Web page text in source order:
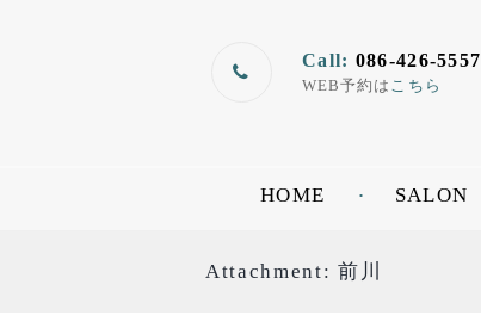
Call: 086-426-5557
WEB予約は こちら
HOME SALON
Attachment: 前川